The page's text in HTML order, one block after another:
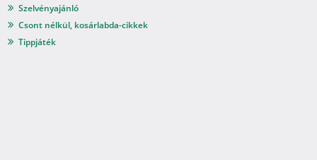
Szelvényajánló
Csont nélkül, kosárlabda-cikkek
Tippjáték